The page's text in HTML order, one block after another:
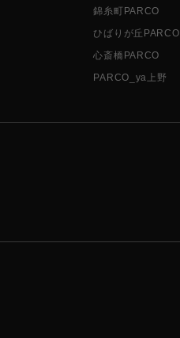
錦糸町PARCO
ひばりが丘PARCO
心斎橋PARCO
PARCO_ya上野